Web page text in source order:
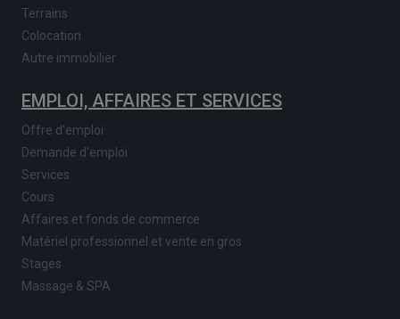
Terrains
Colocation
Autre immobilier
EMPLOI, AFFAIRES ET SERVICES
Offre d'emploi
Demande d'emploi
Services
Cours
Affaires et fonds de commerce
Matériel professionnel et vente en gros
Stages
Massage & SPA